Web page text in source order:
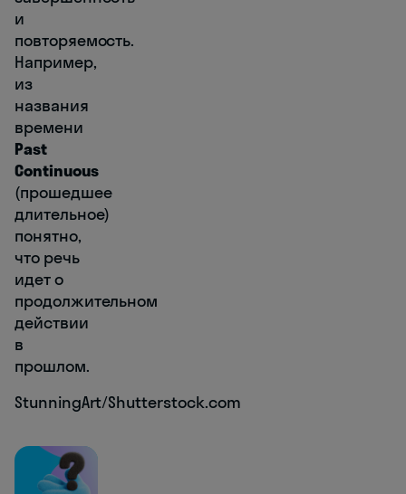
и
повторяемость.
Например,
из
названия
времени
Past
Continuous
(прошедшее
длительное)
понятно,
что речь
идет о
продолжительном
действии
в
прошлом.
StunningArt/Shutterstock.com